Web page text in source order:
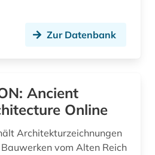
Zur Datenbank
Ancient
Online
Architekturzeichnungen
vom Alten Reich